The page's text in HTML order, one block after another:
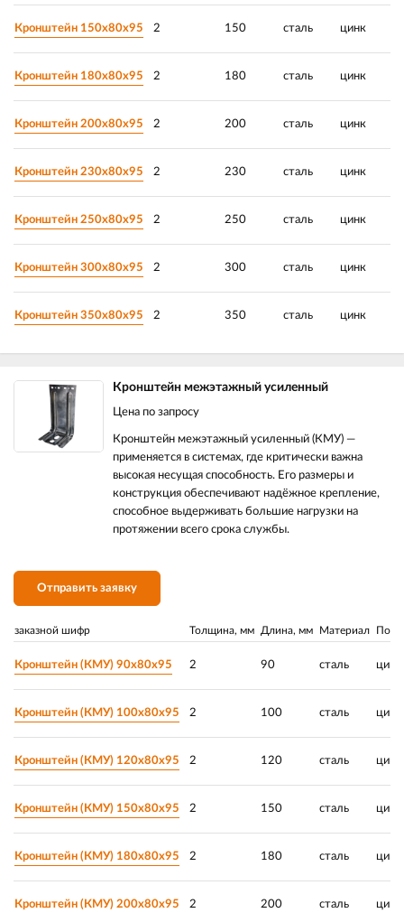
Кронштейн 150х80х95 2 150 сталь цинк
Кронштейн 180х80х95 2 180 сталь цинк
Кронштейн 200х80х95 2 200 сталь цинк
Кронштейн 230х80х95 2 230 сталь цинк
Кронштейн 250х80х95 2 250 сталь цинк
Кронштейн 300х80х95 2 300 сталь цинк
Кронштейн 350х80х95 2 350 сталь цинк
Кронштейн межэтажный усиленный
Цена по запросу
Кронштейн межэтажный усиленный (КМУ) —
применяется в системах, где критически важна
высокая несущая способность. Его размеры и
конструкция обеспечивают надёжное крепление,
способное выдерживать большие нагрузки на
протяжении всего срока службы.
Отправить заявку
заказной шифр Толщина, мм Длина, мм Материал
Кронштейн (КМУ) 90х80х95 2 90 сталь цинк
Кронштейн (КМУ) 100х80х95 2 100 сталь цинк
Кронштейн (КМУ) 120х80х95 2 120 сталь цинк
Кронштейн (КМУ) 150х80х95 2 150 сталь цинк
Кронштейн (КМУ) 180х80х95 2 180 сталь цинк
Кронштейн (КМУ) 200х80х95 2 200 сталь цинк